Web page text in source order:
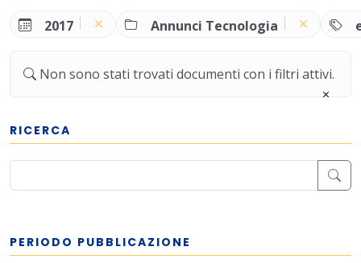
2017 Annunci Tecnologia
Non sono stati trovati documenti con i filtri attivi.
RICERCA
PERIODO PUBBLICAZIONE